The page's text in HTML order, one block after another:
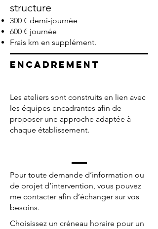
structure
300 € demi-journée
600 € journée
Frais km en supplément.
Encadrement
Les ateliers sont construits en lien avec
les équipes encadrantes afin de
proposer une approche adaptée à
chaque établissement.
Pour toute demande d’information ou
de projet d’intervention, vous pouvez
me contacter afin d’échanger sur vos
besoins.
Choisissez un créneau horaire pour un